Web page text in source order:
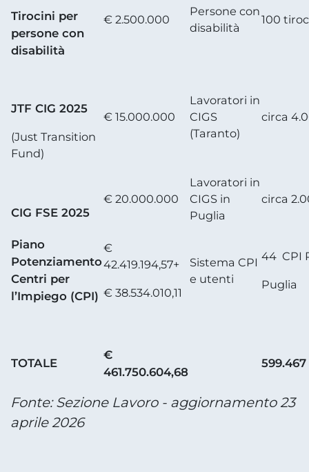
Tirocini per
persone con
disabilità
€ 2.500.000
Persone con
disabilità
100
JTF CIG 2025
(Just Transition
Fund)
€ 15.000.000
Lavoratori in
CIGS
(Taranto)
circa
CIG FSE 2025
€ 20.000.000
Lavoratori in
CIGS in
Puglia
circa
Piano
Potenziamento
Centri per
l’Impiego (CPI)
€
42.419.194,57+
€ 38.534.010,11
Sistema CPI
e utenti
44 CPI
Puglia
TOTALE
€
461.750.604,68
599.467
Fonte: Sezione Lavoro - aggiornamento 23
aprile 2026